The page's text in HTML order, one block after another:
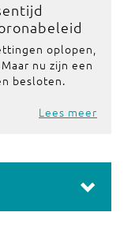
oplopen,
nu zijn een
besloten.
Lees meer